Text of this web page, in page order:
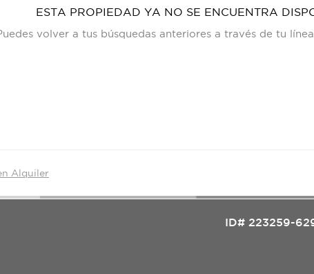
ESTA PROPIEDAD YA NO SE ENCUENTRA
volver a tus búsquedas anteriores a través de tu
Alquiler
ID# 223259-